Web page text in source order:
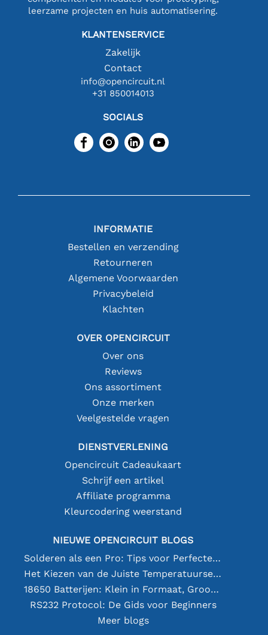
leerzame projecten en huis automatisering.
KLANTENSERVICE
Zakelijk
Contact
info@opencircuit.nl
+31 850014013
SOCIALS
INFORMATIE
Bestellen en verzending
Retourneren
Algemene Voorwaarden
Privacybeleid
Klachten
OVER OPENCIRCUIT
Over ons
Reviews
Ons assortiment
Onze merken
Veelgestelde vragen
DIENSTVERLENING
Opencircuit Cadeaukaart
Schrijf een artikel
Affiliate programma
Kleurcodering weerstand
NIEUWE OPENCIRCUIT BLOGS
Solderen als een Pro: Tips voor Perfecte Elektronische Verbindingen
Het Kiezen van de Juiste Temperatuursensor [youtube]
18650 Batterijen: Klein in Formaat, Groot in Prestatie
RS232 Protocol: De Gids voor Beginners
Meer blogs